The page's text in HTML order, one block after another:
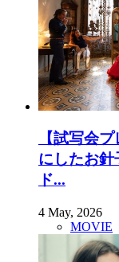
【試写会
にしたお
ド...
4 May, 2026
MOVIE